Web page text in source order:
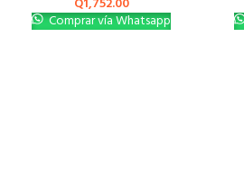
Comprar vía Whatsapp